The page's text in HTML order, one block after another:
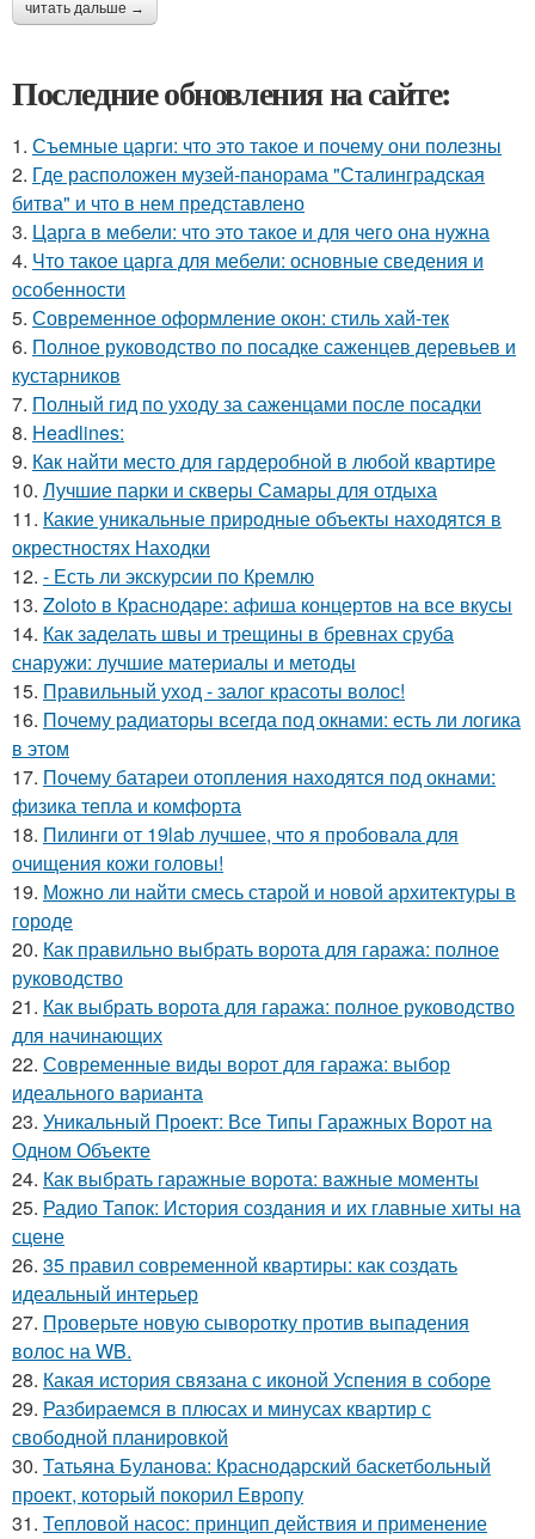
читать дальше →
Последние обновления на сайте:
1. Съемные царги: что это такое и почему они полезны
2. Где расположен музей-панорама "Сталинградская
битва" и что в нем представлено
3. Царга в мебели: что это такое и для чего она нужна
4. Что такое царга для мебели: основные сведения и
особенности
5. Современное оформление окон: стиль хай-тек
6. Полное руководство по посадке саженцев деревьев и
кустарников
7. Полный гид по уходу за саженцами после посадки
8. Headlines:
9. Как найти место для гардеробной в любой квартире
10. Лучшие парки и скверы Самары для отдыха
11. Какие уникальные природные объекты находятся в
окрестностях Находки
12. - Есть ли экскурсии по Кремлю
13. Zoloto в Краснодаре: афиша концертов на все вкусы
14. Как заделать швы и трещины в бревнах сруба
снаружи: лучшие материалы и методы
15. Правильный уход - залог красоты волос!
16. Почему радиаторы всегда под окнами: есть ли логика
в этом
17. Почему батареи отопления находятся под окнами:
физика тепла и комфорта
18. Пилинги от 19lab лучшее, что я пробовала для
очищения кожи головы!
19. Можно ли найти смесь старой и новой архитектуры в
городе
20. Как правильно выбрать ворота для гаража: полное
руководство
21. Как выбрать ворота для гаража: полное руководство
для начинающих
22. Современные виды ворот для гаража: выбор
идеального варианта
23. Уникальный Проект: Все Типы Гаражных Ворот на
Одном Объекте
24. Как выбрать гаражные ворота: важные моменты
25. Радио Тапок: История создания и их главные хиты на
сцене
26. 35 правил современной квартиры: как создать
идеальный интерьер
27. Проверьте новую сыворотку против выпадения
волос на WB.
28. Какая история связана с иконой Успения в соборе
29. Разбираемся в плюсах и минусах квартир с
свободной планировкой
30. Татьяна Буланова: Краснодарский баскетбольный
проект, который покорил Европу
31. Тепловой насос: принцип действия и применение